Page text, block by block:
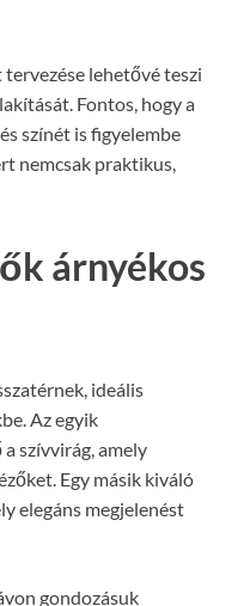
lehetővé teszi
Fontos, hogy a
színét is figyelembe
nemcsak praktikus,
árnyékos
ideális
Az egyik
szívvirág, amely
Egy másik kiváló
elegáns megjelenést
gondozásuk